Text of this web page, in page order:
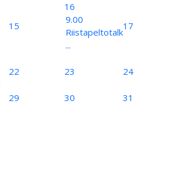
15
16
9.00
Riistapeltotalk
...
17
22 23 24
29 30 31